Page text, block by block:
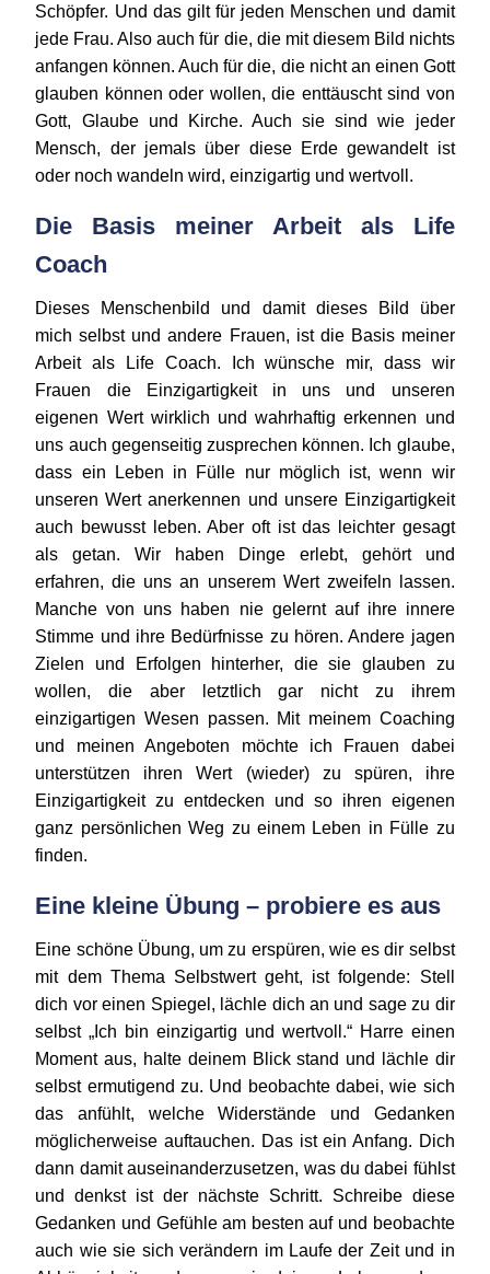
Schöpfer. Und das gilt für jeden Menschen und damit
jede Frau. Also auch für die, die mit diesem Bild nichts
anfangen können. Auch für die, die nicht an einen Gott
glauben können oder wollen, die enttäuscht sind von
Gott, Glaube und Kirche. Auch sie sind wie jeder
Mensch, der jemals über diese Erde gewandelt ist
oder noch wandeln wird, einzigartig und wertvoll.
Die Basis meiner Arbeit als Life
Coach
Dieses Menschenbild und damit dieses Bild über
mich selbst und andere Frauen, ist die Basis meiner
Arbeit als Life Coach. Ich wünsche mir, dass wir
Frauen die Einzigartigkeit in uns und unseren
eigenen Wert wirklich und wahrhaftig erkennen und
uns auch gegenseitig zusprechen können. Ich glaube,
dass ein Leben in Fülle nur möglich ist, wenn wir
unseren Wert anerkennen und unsere Einzigartigkeit
auch bewusst leben. Aber oft ist das leichter gesagt
als getan. Wir haben Dinge erlebt, gehört und
erfahren, die uns an unserem Wert zweifeln lassen.
Manche von uns haben nie gelernt auf ihre innere
Stimme und ihre Bedürfnisse zu hören. Andere jagen
Zielen und Erfolgen hinterher, die sie glauben zu
wollen, die aber letztlich gar nicht zu ihrem
einzigartigen Wesen passen. Mit meinem Coaching
und meinen Angeboten möchte ich Frauen dabei
unterstützen ihren Wert (wieder) zu spüren, ihre
Einzigartigkeit zu entdecken und so ihren eigenen
ganz persönlichen Weg zu einem Leben in Fülle zu
finden.
Eine kleine Übung – probiere es aus
Eine schöne Übung, um zu erspüren, wie es dir selbst
mit dem Thema Selbstwert geht, ist folgende: Stell
dich vor einen Spiegel, lächle dich an und sage zu dir
selbst „Ich bin einzigartig und wertvoll.“ Harre einen
Moment aus, halte deinem Blick stand und lächle dir
selbst ermutigend zu. Und beobachte dabei, wie sich
das anfühlt, welche Widerstände und Gedanken
möglicherweise auftauchen. Das ist ein Anfang. Dich
dann damit auseinanderzusetzen, was du dabei fühlst
und denkst ist der nächste Schritt. Schreibe diese
Gedanken und Gefühle am besten auf und beobachte
auch wie sie sich verändern im Laufe der Zeit und in